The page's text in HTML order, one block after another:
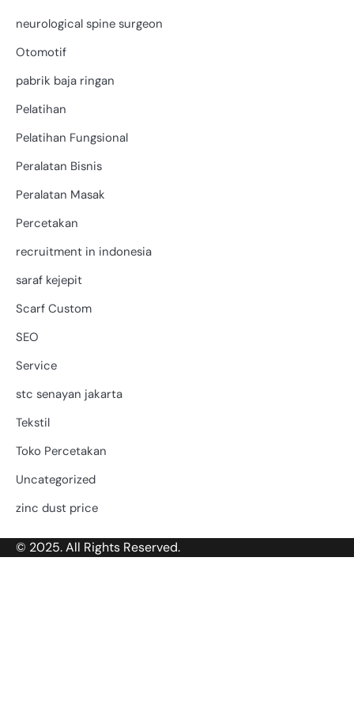
neurological spine surgeon
Otomotif
pabrik baja ringan
Pelatihan
Pelatihan Fungsional
Peralatan Bisnis
Peralatan Masak
Percetakan
recruitment in indonesia
saraf kejepit
Scarf Custom
SEO
Service
stc senayan jakarta
Tekstil
Toko Percetakan
Uncategorized
zinc dust price
© 2025. All Rights Reserved.